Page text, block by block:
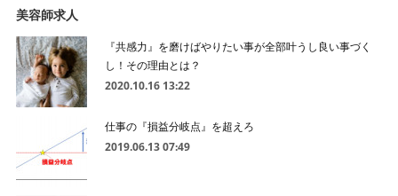
美容師求人
『共感力』を磨けばやりたい事が全部叶うし良い事づく
し！その理由とは？
2020.10.16 13:22
仕事の『損益分岐点』を超えろ
2019.06.13 07:49